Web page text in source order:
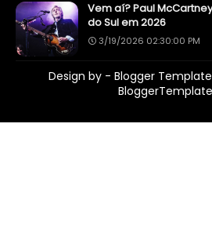
Vem aí? Paul
do Sul em 2026
3/19/2026 02:30:00 PM
Design by - Blogger